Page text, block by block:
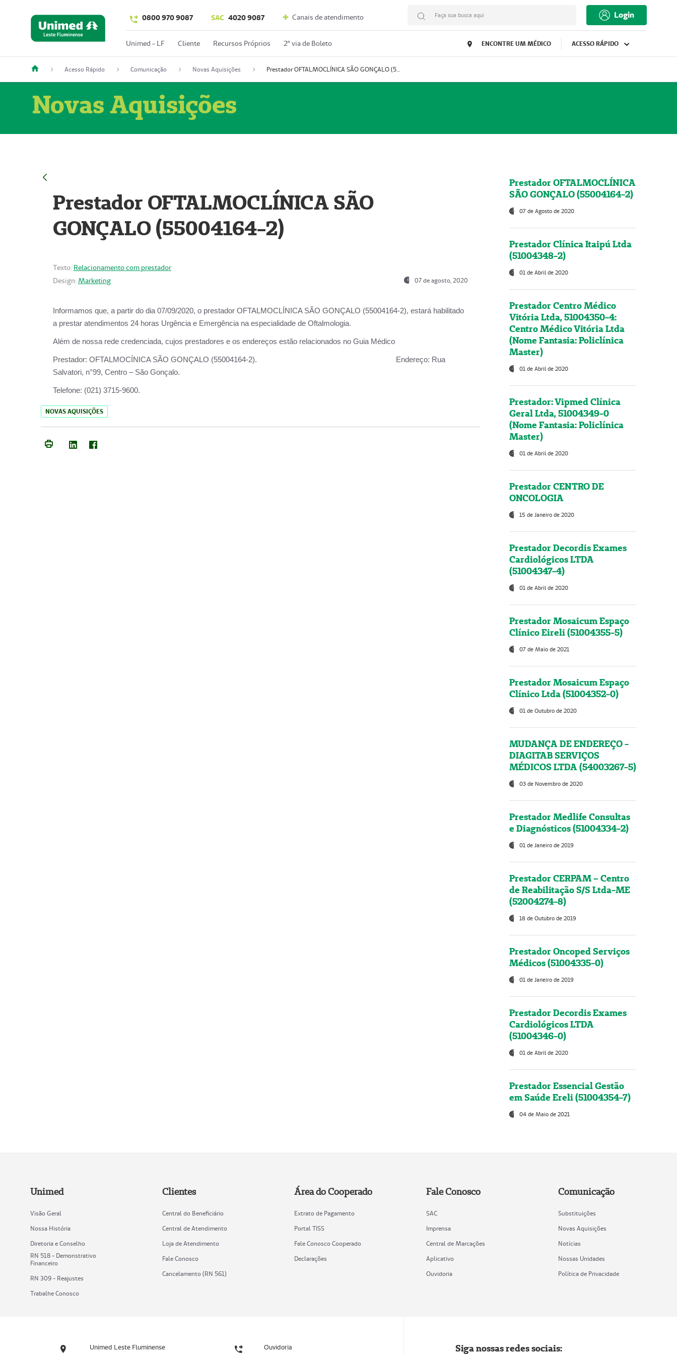
0800 970 9087 SAC 4020 9087 Canais de atendimento Faça sua busca aqui Login
Unimed - LF Cliente Recursos Próprios 2º via de Boleto ENCONTRE UM MÉDICO ACESSO RÁPIDO
Acesso Rápido Comunicação Novas Aquisições Prestador OFTALMOCLÍNICA SÃO GONÇALO (55004164-2)
Novas Aquisições
Prestador OFTALMOCLÍNICA SÃO
GONÇALO (55004164-2)
Texto: Relacionamento com prestador
Design: Marketing 07 de agosto, 2020
Informamos que, a partir do dia 07/09/2020, o prestador OFTALMOCLÍNICA SÃO GONÇALO (55004164-2), estará habilitado
a prestar atendimentos 24 horas Urgência e Emergência na especialidade de Oftalmologia.
Além de nossa rede credenciada, cujos prestadores e os endereços estão relacionados no Guia Médico
Prestador: OFTALMOCÍNICA SÃO GONÇALO (55004164-2). Endereço: Rua
Salvatori, n°99, Centro – São Gonçalo.
Telefone: (021) 3715-9600.
NOVAS AQUISIÇÕES
Prestador OFTALMOCLÍNICA
SÃO GONÇALO (55004164-2)
07 de Agosto de 2020
Prestador Clínica Itaipú Ltda
(51004348-2)
01 de Abril de 2020
Prestador Centro Médico
Vitória Ltda, 51004350-4:
Centro Médico Vitória Ltda
(Nome Fantasia: Policlínica
Master)
01 de Abril de 2020
Prestador: Vipmed Clínica
Geral Ltda, 51004349-0
(Nome Fantasia: Policlínica
Master)
01 de Abril de 2020
Prestador CENTRO DE
ONCOLOGIA
15 de Janeiro de 2020
Prestador Decordis Exames
Cardiológicos LTDA
(51004347-4)
01 de Abril de 2020
Prestador Mosaicum Espaço
Clínico Eireli (51004355-5)
07 de Maio de 2021
Prestador Mosaicum Espaço
Clínico Ltda (51004352-0)
01 de Outubro de 2020
MUDANÇA DE ENDEREÇO -
DIAGITAB SERVIÇOS
MÉDICOS LTDA (54003267-5)
03 de Novembro de 2020
Prestador Medlife Consultas
e Diagnósticos (51004334-2)
01 de Janeiro de 2019
Prestador CERPAM – Centro
de Reabilitação S/S Ltda-ME
(52004274-8)
18 de Outubro de 2019
Prestador Oncoped Serviços
Médicos (51004335-0)
01 de Janeiro de 2019
Prestador Decordis Exames
Cardiológicos LTDA
(51004346-0)
01 de Abril de 2020
Prestador Essencial Gestão
em Saúde Ereli (51004354-7)
04 de Maio de 2021
Unimed
Visão Geral
Nossa História
Diretoria e Conselho
RN 518 - Demonstrativo
Financeiro
RN 309 - Reajustes
Trabalhe Conosco
Clientes
Central do Beneficiário
Central de Atendimento
Loja de Atendimento
Fale Conosco
Cancelamento (RN 561)
Área do Cooperado
Extrato de Pagamento
Portal TISS
Fale Conosco Cooperado
Declarações
Fale Conosco
SAC
Imprensa
Central de Marcações
Aplicativo
Ouvidoria
Comunicação
Substituições
Novas Aquisições
Notícias
Nossas Unidades
Política de Privacidade
Unimed Leste Fluminense Ouvidoria Siga nossas redes sociais: